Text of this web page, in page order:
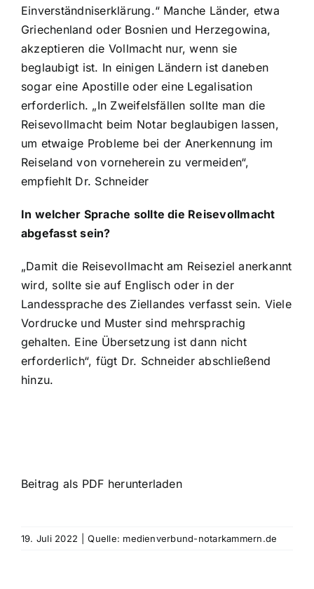
Einverständniserklärung.“ Manche Länder, etwa
Griechenland oder Bosnien und Herzegowina,
akzeptieren die Vollmacht nur, wenn sie
beglaubigt ist. In einigen Ländern ist daneben
sogar eine Apostille oder eine Legalisation
erforderlich. „In Zweifelsfällen sollte man die
Reisevollmacht beim Notar beglaubigen lassen,
um etwaige Probleme bei der Anerkennung im
Reiseland von vorneherein zu vermeiden“,
empfiehlt Dr. Schneider
In welcher Sprache sollte die Reisevollmacht
abgefasst sein?
„Damit die Reisevollmacht am Reiseziel anerkannt
wird, sollte sie auf Englisch oder in der
Landessprache des Ziellandes verfasst sein. Viele
Vordrucke und Muster sind mehrsprachig
gehalten. Eine Übersetzung ist dann nicht
erforderlich“, fügt Dr. Schneider abschließend
hinzu.
Beitrag als PDF herunterladen
19. Juli 2022 Quelle: medienverbund-notarkammern.de